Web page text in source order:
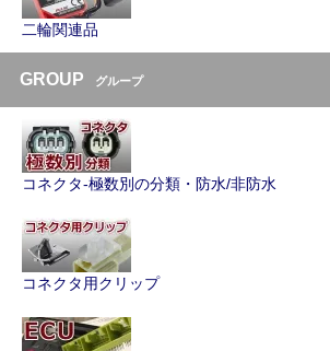
二輪関連品
GROUP グループ
コネクタ-極数別の分類・防水/非防水
コネクタ用クリップ